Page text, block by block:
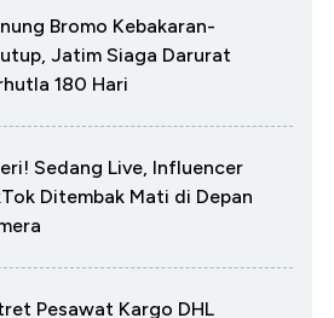
Bromo Kebakaran-
Jatim Siaga Darurat
180 Hari
Sedang Live, Influencer
Ditembak Mati di Depan
Pesawat Kargo DHL